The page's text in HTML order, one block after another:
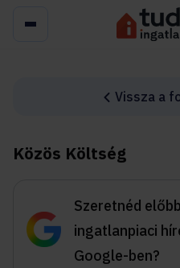
Vissza a
Közös Költség
Szeretnéd
ingatlanpiaci
Google-ben?